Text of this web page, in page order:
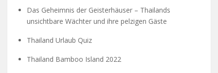
Das Geheimnis der Geisterhäuser – Thailands
unsichtbare Wächter und ihre pelzigen Gäste
Thailand Urlaub Quiz
Thailand Bamboo Island 2022